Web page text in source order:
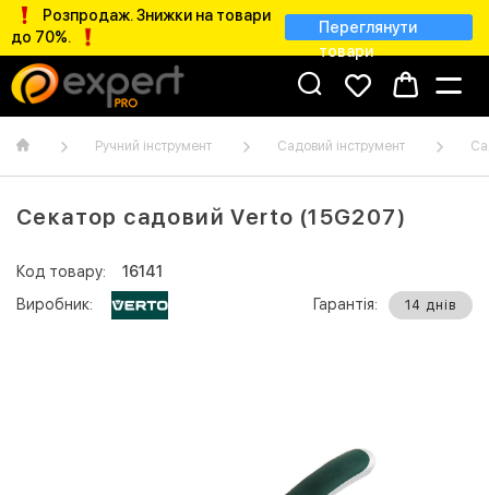
Розпродаж. Знижки на товари
до 70%.
Переглянути
товари
Ручний інструмент Садовий інструмент
Секатор садовий Verto (15G207)
Код товару:
16141
Виробник:
Гарантія: 14 днів